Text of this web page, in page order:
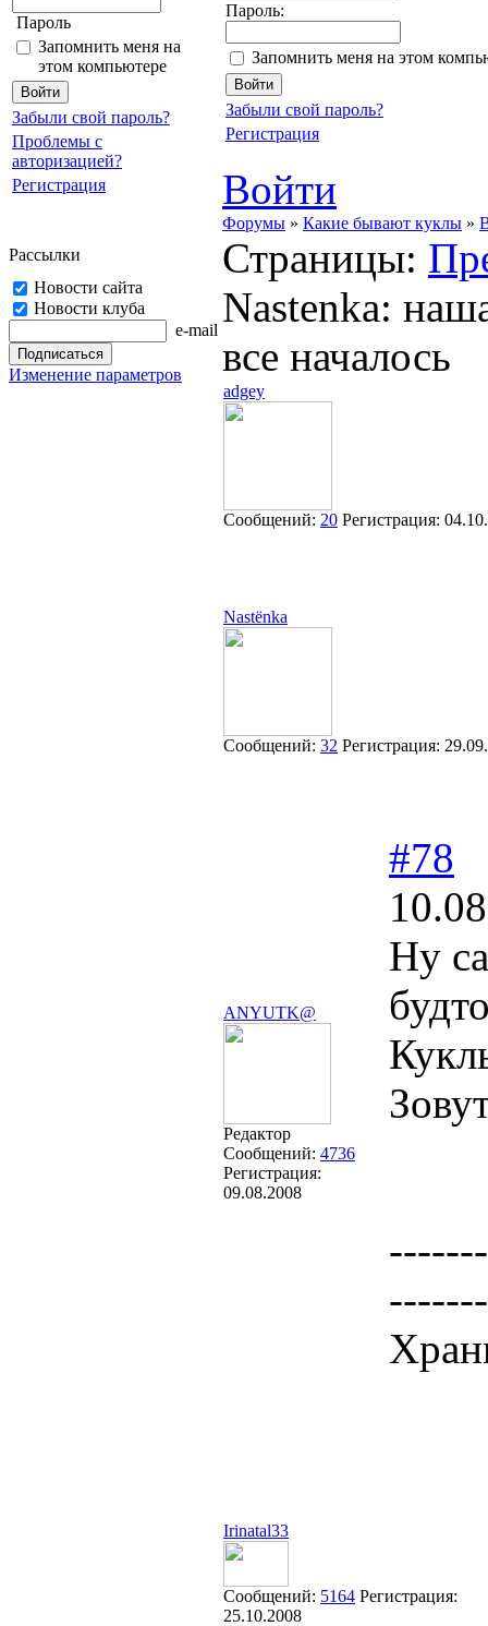
Пароль
Запомнить меня на
этом компьютере
Забыли свой пароль?
Проблемы с
авторизацией?
Регистрация
Рассылки
Новости сайта
Новости клуба
e-mail
Изменение параметров
Пароль:
Запомнить меня на этом
Забыли свой пароль?
Регистрация
Войти
Форумы » Какие бывают куклы »
Страницы:
Nastenka:
все началось
adgey
Сообщений: 20 Регистрация:
Nastёnka
Сообщений: 32 Регистрация:
ANYUTK@
Редактор
Сообщений: 4736
Регистрация:
09.08.2008
#78
Ну
Irinatal33
Сообщений: 5164 Регистрация:
25.10.2008